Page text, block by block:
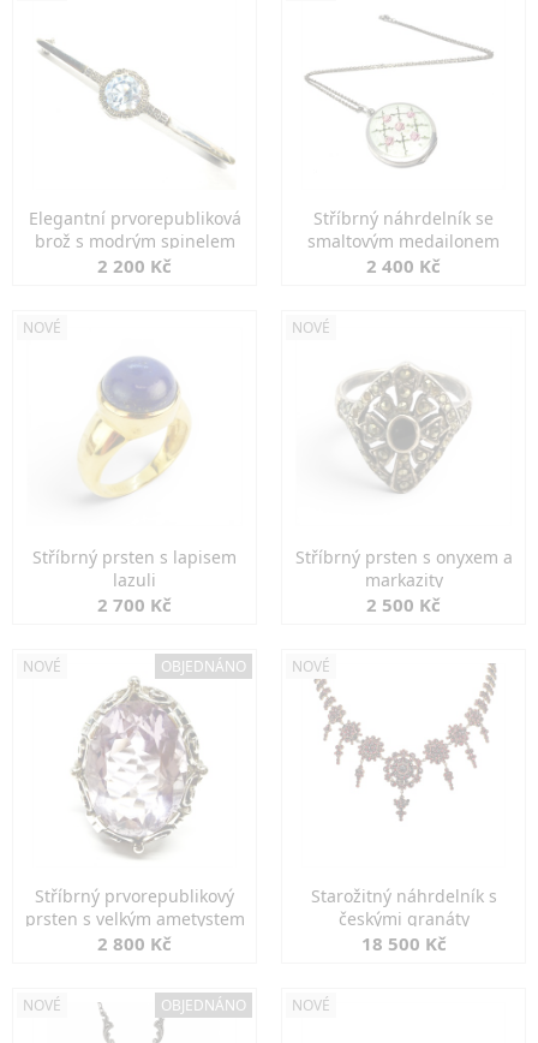
Elegantní prvorepubliková
brož s modrým spinelem
2 200 Kč
Stříbrný náhrdelník se
smaltovým medailonem
2 400 Kč
NOVÉ
Stříbrný prsten s lapisem
lazuli
2 700 Kč
NOVÉ
Stříbrný prsten s onyxem a
markazity
2 500 Kč
NOVÉ OBJEDNÁNO
Stříbrný prvorepublikový
prsten s velkým ametystem
2 800 Kč
NOVÉ
Starožitný náhrdelník s
českými granáty
18 500 Kč
NOVÉ OBJEDNÁNO NOVÉ